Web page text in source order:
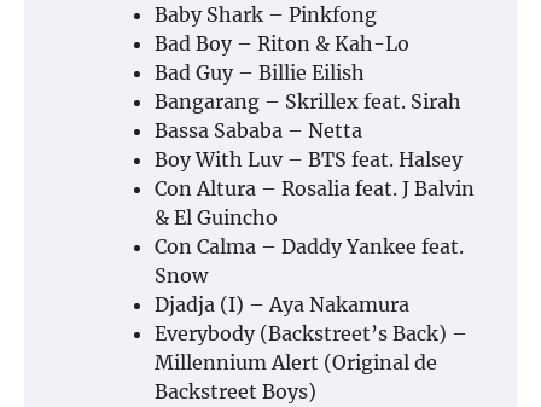
Baby Shark – Pinkfong
Bad Boy – Riton & Kah-Lo
Bad Guy – Billie Eilish
Bangarang – Skrillex feat. Sirah
Bassa Sababa – Netta
Boy With Luv – BTS feat. Halsey
Con Altura – Rosalia feat. J Balvin
& El Guincho
Con Calma – Daddy Yankee feat.
Snow
Djadja (I) – Aya Nakamura
Everybody (Backstreet’s Back) –
Millennium Alert (Original de
Backstreet Boys)